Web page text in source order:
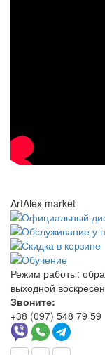
ArtAlex market
Режим работы:
выходной
Звоните:
+38 (097) 548 79 59